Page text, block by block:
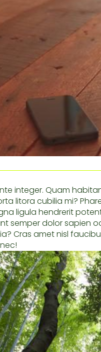
integer. Quam
litora cubilia mi?
ligula hendrerit
semper dolor
Cras amet nisl